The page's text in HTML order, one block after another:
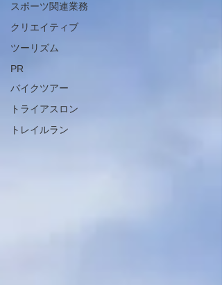
スポーツ関連業務
クリエイティブ
ツーリズム
PR
バイクツアー
トライアスロン
トレイルラン